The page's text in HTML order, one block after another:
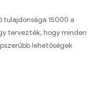
tulajdonsága 15000 a
tervezték, hogy minden
lehetőségek